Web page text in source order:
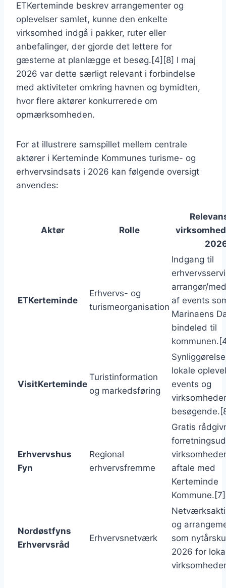
ETKerteminde beskrev arrangementer og
oplevelser samlet, kunne den enkelte
virksomhed indgå i pakker, ruter eller
anbefalinger, der gjorde det lettere for
gæsterne at planlægge et besøg.[4][8] I maj
2026 var dette særligt relevant i forbindelse
med aktiviteter omkring havnen og bymidten,
hvor flere aktører konkurrerede om
opmærksomheden.
For at illustrere samspillet mellem centrale
aktører i Kerteminde Kommunes turisme- og
erhvervsindsats i 2026 kan følgende oversigt
anvendes:
Aktør Rolle
ETKerteminde
Erhvervs- og
turismeorganisation
Indgang til
arrangør/
af events
Marinaens
bindeled til
VisitKerteminde
Turistinformation
og markedsføring
lokale
events og
Erhvervshus
Fyn
Regional
erhvervsfremme
Gratis
aftale med
Kerteminde
Kommune.[7]
Nordøstfyns
Erhvervsråd
Erhvervsnetværk
og
som
2026 for